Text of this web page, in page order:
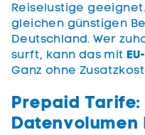
Reiselustige
gleichen günstigen
Deutschland. Wer
surft, kann das mit
Ganz ohne
Prepaid Tarife: